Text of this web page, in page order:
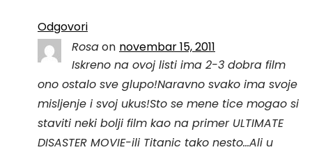
Odgovori
Rosaon novembar 15, 2011
Iskreno na ovoj listi ima 2-3 dobra film
ono ostalo sve glupo!Naravno svako ima svoje
misljenje i svoj ukus!Sto se mene tice mogao si
staviti neki bolji film kao na primer ULTIMATE
DISASTER MOVIE-ili Titanic tako nesto…Ali u